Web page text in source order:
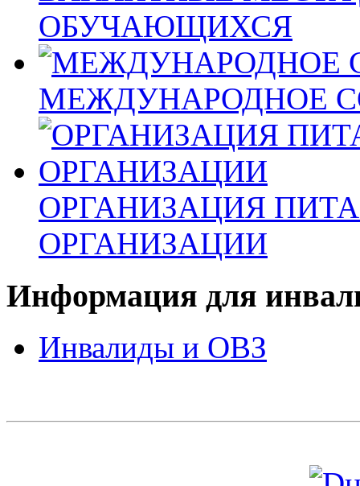
ОБУЧАЮЩИХСЯ
МЕЖДУНАРОДНОЕ
ОРГАНИЗАЦИЯ
ОРГАНИЗАЦИИ
Информация для
Инвалиды и ОВЗ